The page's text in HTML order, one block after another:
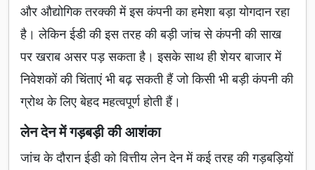
और औद्योगिक तरक्की में इस कंपनी का हमेशा बड़ा योगदान रहा
है। लेकिन ईडी की इस तरह की बड़ी जांच से कंपनी की साख
पर खराब असर पड़ सकता है। इसके साथ ही शेयर बाजार में
निवेशकों की चिंताएं भी बढ़ सकती हैं जो किसी भी बड़ी कंपनी की
ग्रोथ के लिए बेहद महत्वपूर्ण होती हैं।
लेन देन में गड़बड़ी की आशंका
जांच के दौरान ईडी को वित्तीय लेन देन में कई तरह की गड़बड़ियों